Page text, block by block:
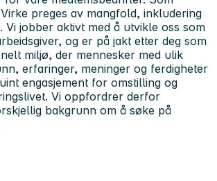
preges av mangfold, inkludering
Vi jobber aktivt med å utvikle oss som
og er på jakt etter deg som
miljø, der mennesker med ulik
erfaringer, meninger og ferdigheter
engasjement for omstilling og
Vi oppfordrer derfor
bakgrunn om å søke på